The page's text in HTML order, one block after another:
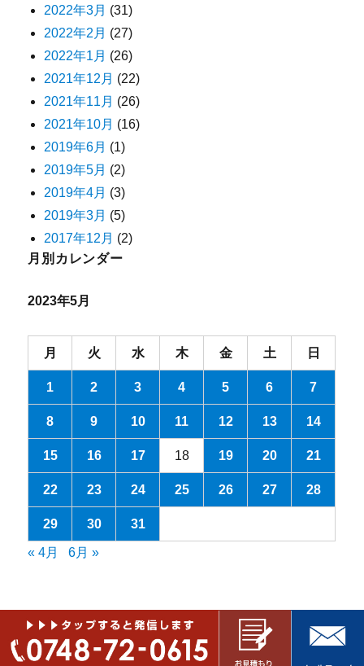
2022年3月 (31)
2022年2月 (27)
2022年1月 (26)
2021年12月 (22)
2021年11月 (26)
2021年10月 (16)
2019年6月 (1)
2019年5月 (2)
2019年4月 (3)
2019年3月 (5)
2017年12月 (2)
月別カレンダー
2023年5月
月 火 水 木 金 土 日
1 2 3 4 5 6 7
8 9 10 11 12 13 14
15 16 17 18 19 20 21
22 23 24 25 26 27 28
29 30 31
« 4月 6月 »